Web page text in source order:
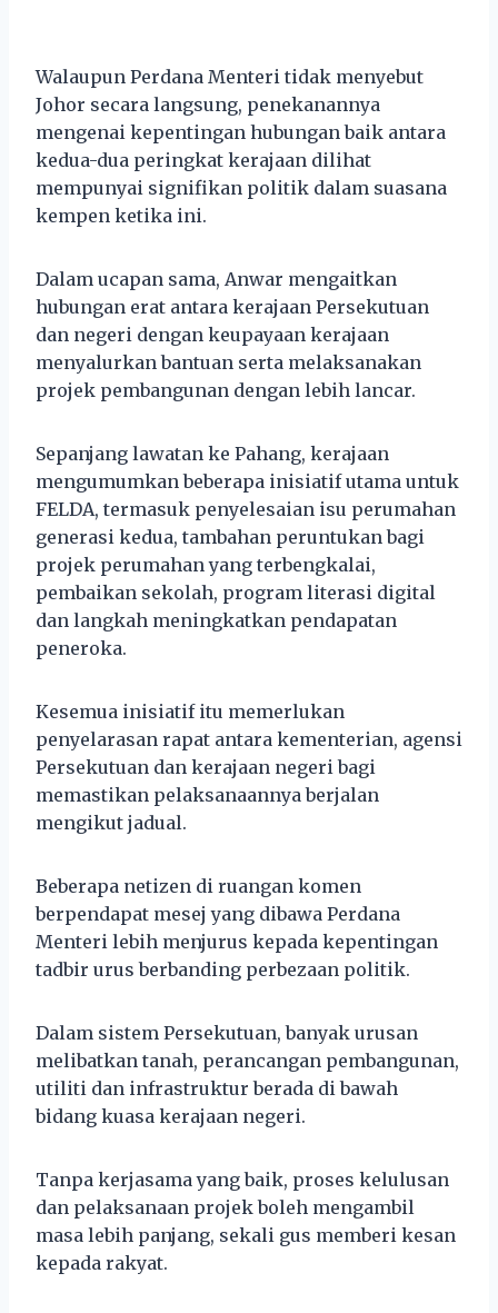
Walaupun Perdana Menteri tidak menyebut
Johor secara langsung, penekanannya
mengenai kepentingan hubungan baik antara
kedua-dua peringkat kerajaan dilihat
mempunyai signifikan politik dalam suasana
kempen ketika ini.
Dalam ucapan sama, Anwar mengaitkan
hubungan erat antara kerajaan Persekutuan
dan negeri dengan keupayaan kerajaan
menyalurkan bantuan serta melaksanakan
projek pembangunan dengan lebih lancar.
Sepanjang lawatan ke Pahang, kerajaan
mengumumkan beberapa inisiatif utama untuk
FELDA, termasuk penyelesaian isu perumahan
generasi kedua, tambahan peruntukan bagi
projek perumahan yang terbengkalai,
pembaikan sekolah, program literasi digital
dan langkah meningkatkan pendapatan
peneroka.
Kesemua inisiatif itu memerlukan
penyelarasan rapat antara kementerian, agensi
Persekutuan dan kerajaan negeri bagi
memastikan pelaksanaannya berjalan
mengikut jadual.
Beberapa netizen di ruangan komen
berpendapat mesej yang dibawa Perdana
Menteri lebih menjurus kepada kepentingan
tadbir urus berbanding perbezaan politik.
Dalam sistem Persekutuan, banyak urusan
melibatkan tanah, perancangan pembangunan,
utiliti dan infrastruktur berada di bawah
bidang kuasa kerajaan negeri.
Tanpa kerjasama yang baik, proses kelulusan
dan pelaksanaan projek boleh mengambil
masa lebih panjang, sekali gus memberi kesan
kepada rakyat.